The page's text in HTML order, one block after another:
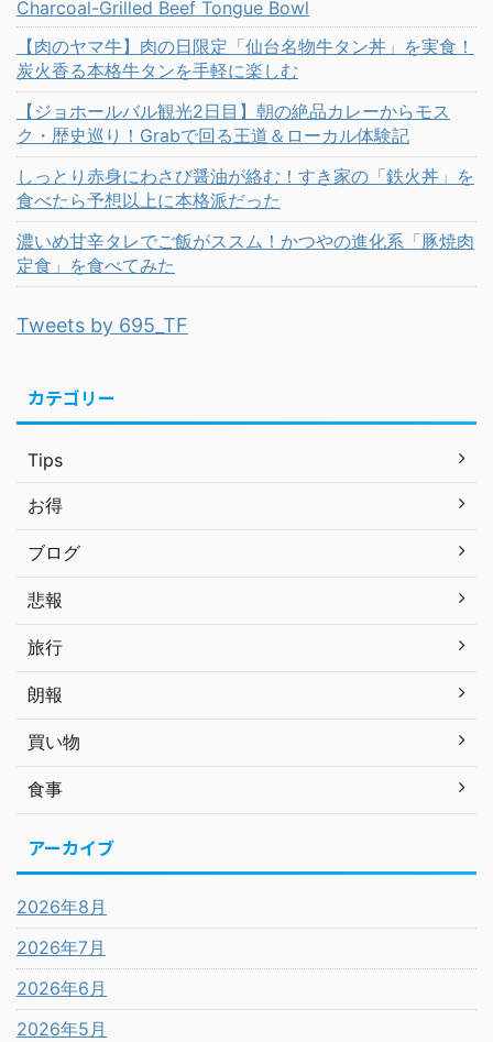
Charcoal-Grilled Beef Tongue Bowl
【肉のヤマ牛】肉の日限定「仙台名物牛タン丼」を実食！
炭火香る本格牛タンを手軽に楽しむ
【ジョホールバル観光2日目】朝の絶品カレーからモス
ク・歴史巡り！Grabで回る王道＆ローカル体験記
しっとり赤身にわさび醤油が絡む！すき家の「鉄火丼」を
食べたら予想以上に本格派だった
濃いめ甘辛タレでご飯がススム！かつやの進化系「豚焼肉
定食」を食べてみた
Tweets by 695_TF
カテゴリー
Tips
お得
ブログ
悲報
旅行
朗報
買い物
食事
アーカイブ
2026年8月
2026年7月
2026年6月
2026年5月